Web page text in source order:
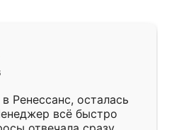
Ренессанс, осталась
всё быстро